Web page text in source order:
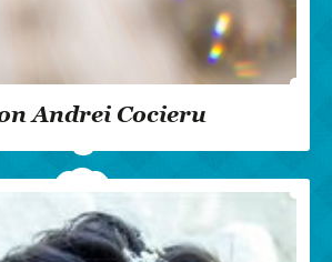
Andrei Cocieru